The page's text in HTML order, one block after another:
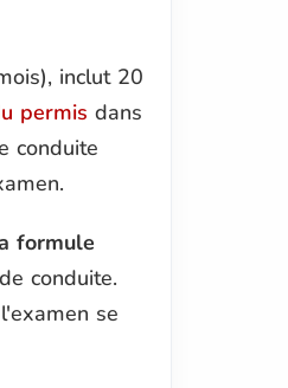
inclut 20
permis dans
conduite
formule
conduite.
se